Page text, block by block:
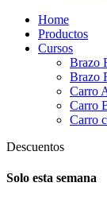
Home
Productos
Cursos
Brazo
Brazo
Carro
Carro
Carro
Descuentos
Solo esta semana